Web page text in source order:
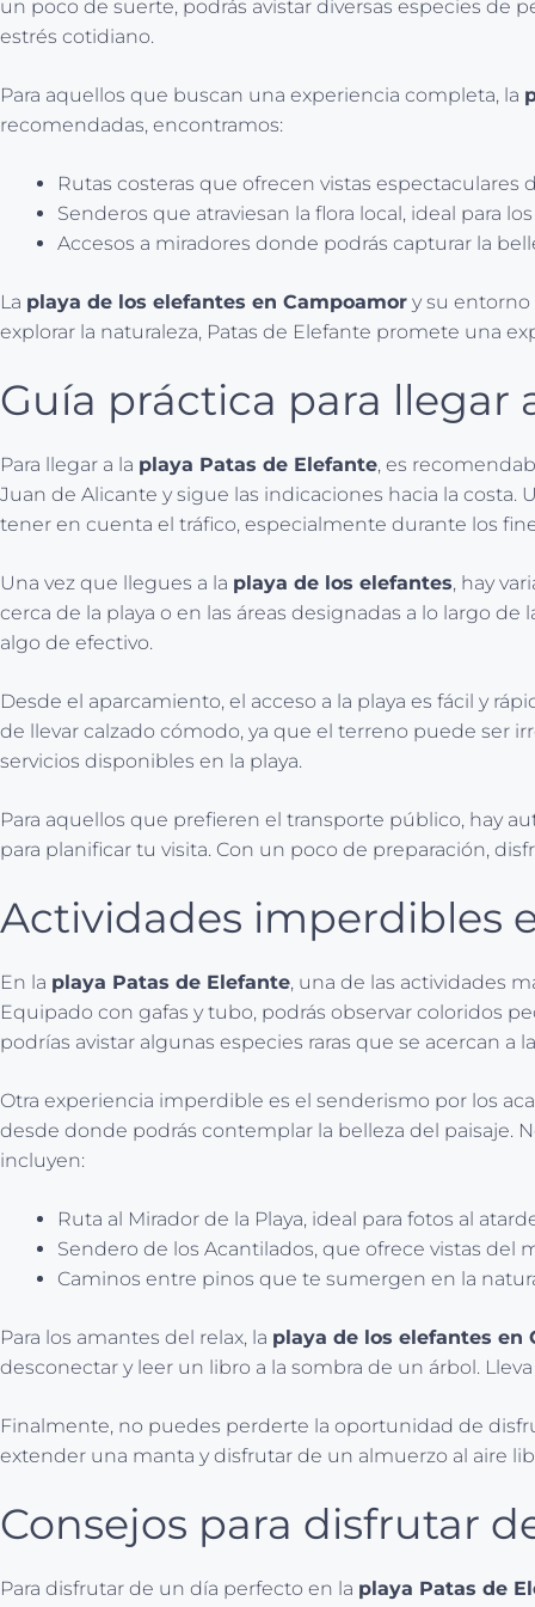
un poco de suerte, podrás avistar diversas especies de
estrés cotidiano.
Para aquellos que buscan una experiencia completa, la
recomendadas, encontramos:
Rutas costeras que ofrecen vistas espectaculares
Senderos que atraviesan la flora local, ideal para
Accesos a miradores donde podrás capturar la
La playa de los elefantes en Campoamor y su entorno
explorar la naturaleza, Patas de Elefante promete una
Guía práctica para llegar
Para llegar a la playa Patas de Elefante, es
Juan de Alicante y sigue las indicaciones hacia la costa.
tener en cuenta el tráfico, especialmente durante los
Una vez que llegues a la playa de los elefantes, hay
cerca de la playa o en las áreas designadas a lo largo
algo de efectivo.
Desde el aparcamiento, el acceso a la playa es fácil y
de llevar calzado cómodo, ya que el terreno puede ser
servicios disponibles en la playa.
Para aquellos que prefieren el transporte público, hay
para planificar tu visita. Con un poco de preparación,
Actividades imperdibles
En la playa Patas de Elefante, una de las actividades
Equipado con gafas y tubo, podrás observar coloridos
podrías avistar algunas especies raras que se acercan a
Otra experiencia imperdible es el senderismo por los
desde donde podrás contemplar la belleza del paisaje.
incluyen:
Ruta al Mirador de la Playa, ideal para fotos al
Sendero de los Acantilados, que ofrece vistas del
Caminos entre pinos que te sumergen en la
Para los amantes del relax, la playa de los elefantes en
desconectar y leer un libro a la sombra de un árbol.
Finalmente, no puedes perderte la oportunidad de
extender una manta y disfrutar de un almuerzo al aire
Consejos para disfrutar
Para disfrutar de un día perfecto en la playa Patas de